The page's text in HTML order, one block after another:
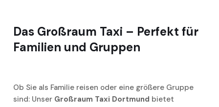
Das Großraum Taxi – Perfekt für
Familien und Gruppen
Ob Sie als Familie reisen oder eine größere Gruppe
sind: Unser Großraum Taxi Dortmund bietet